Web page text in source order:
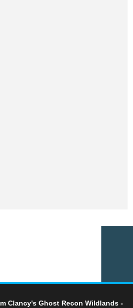
Clancy's Ghost Recon Wildlands -